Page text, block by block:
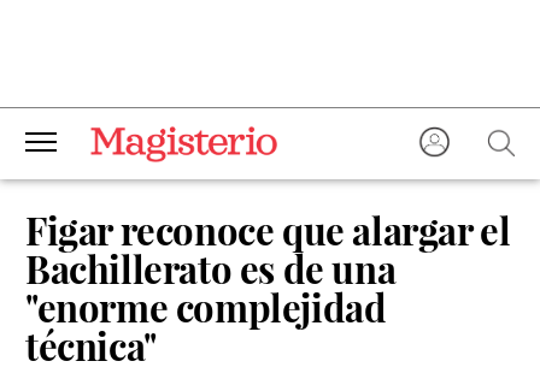
Figar reconoce que alargar el
Bachillerato es de una
"enorme complejidad
técnica"